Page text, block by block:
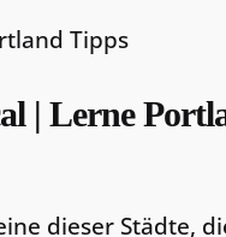
| Lerne
dieser Städte,